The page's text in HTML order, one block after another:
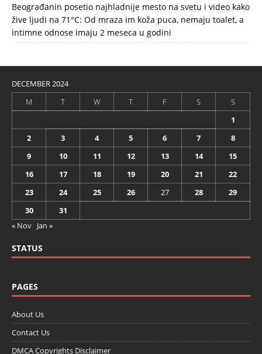
Beograđanin posetio najhladnije mesto na svetu i video kako
žive ljudi na 71°C: Od mraza im koža puca, nemaju toalet, a
intimne odnose imaju 2 meseca u godini
DECEMBER 2024
M
T W T F S
S
1
2
3 4 5 6 7
8
9
10 11 12 13 14
15
16
17 18 19 20 21
22
23
24 25 26 27 28
29
30
31
« Nov Jan »
STATUS
PAGES
About Us
Contact Us
DMCA Copyrights Disclaimer